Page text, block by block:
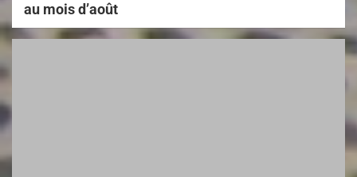
au mois d’août